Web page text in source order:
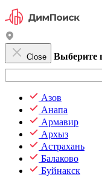
Close Выберите
Азов
Анапа
Армавир
Архыз
Астрахань
Балаково
Буйнакск